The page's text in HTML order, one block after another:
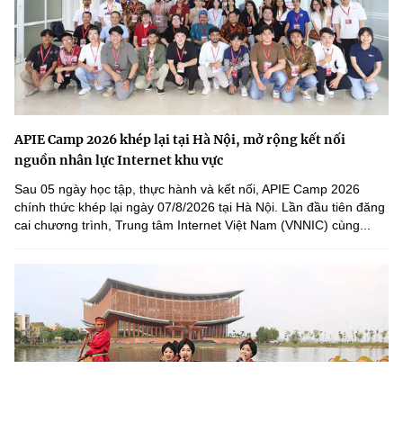
APIE Camp 2026 khép lại tại Hà Nội, mở rộng kết nối
nguồn nhân lực Internet khu vực
Sau 05 ngày học tập, thực hành và kết nối, APIE Camp 2026
chính thức khép lại ngày 07/8/2026 tại Hà Nội. Lần đầu tiên đăng
cai chương trình, Trung tâm Internet Việt Nam (VNNIC) cùng...